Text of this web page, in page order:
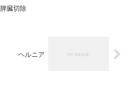
脾臓切除
ヘルニア